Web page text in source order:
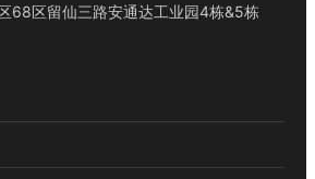
68区留仙三路安通达工业园4栋&5栋